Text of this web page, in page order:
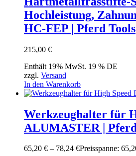
Hochleistung,
HC-FEP | Pferd Tools
215,00 €
Enthält 19% MwSt. 19 % DE
zzgl. Versand
In den Warenkorb
Werkzeughalter für
ALUMASTER |
65,20 € – 78,24 €Preisspanne: